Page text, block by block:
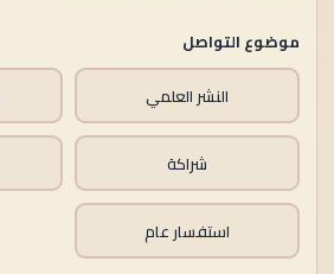
موضوع التواصل
النشر العلمي
شراكة
استفسار عام